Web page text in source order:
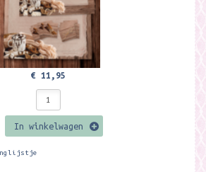
€ 11,95
In winkelwagen